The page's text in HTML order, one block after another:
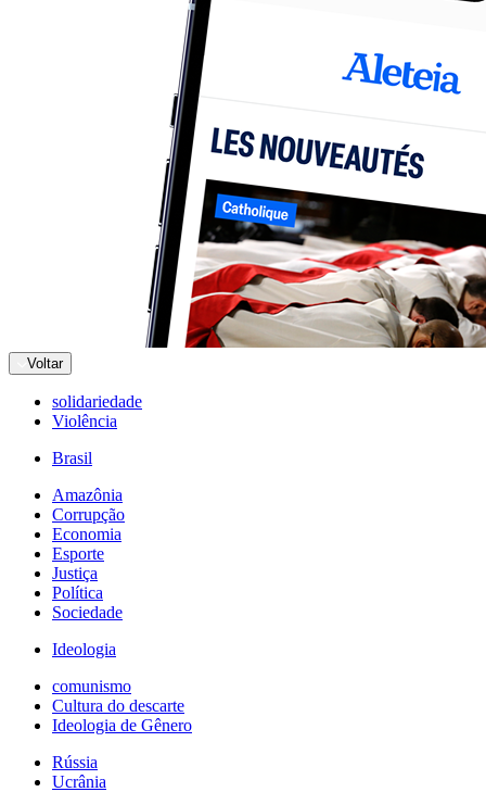
Voltar
solidariedade
Violência
Brasil
Amazônia
Corrupção
Economia
Esporte
Justiça
Política
Sociedade
Ideologia
comunismo
Cultura do descarte
Ideologia de Gênero
Rússia
Ucrânia